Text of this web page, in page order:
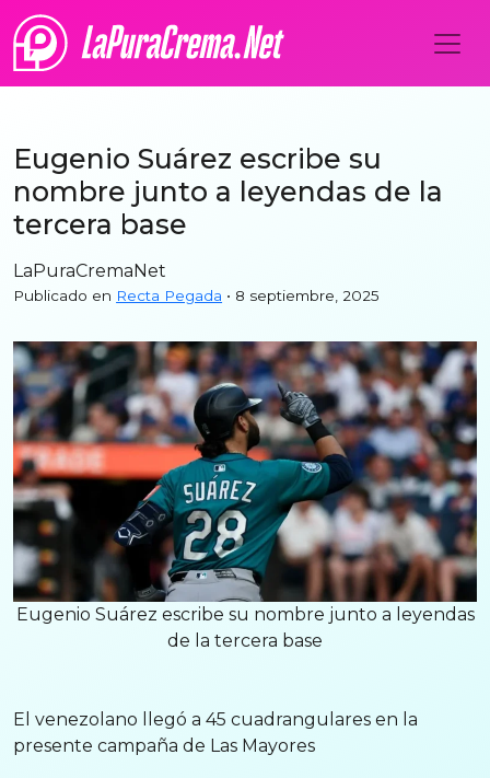
Eugenio Suárez escribe su
nombre junto a leyendas de la
tercera base
LaPuraCremaNet
Publicado en Recta Pegada • 8 septiembre, 2025
Eugenio Suárez escribe su nombre junto a leyendas
de la tercera base
El venezolano llegó a 45 cuadrangulares en la
presente campaña de Las Mayores